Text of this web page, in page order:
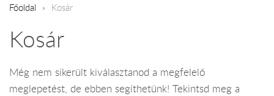
Főoldal Kosár
Kosár
Még nem sikerült kiválasztanod a megfelelő
meglepetést, de ebben segíthetünk! Tekintsd meg a